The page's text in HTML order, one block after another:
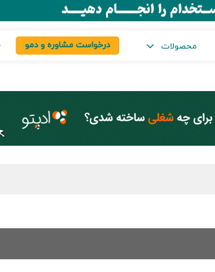
محصولات درخواست مشاوره و دمو